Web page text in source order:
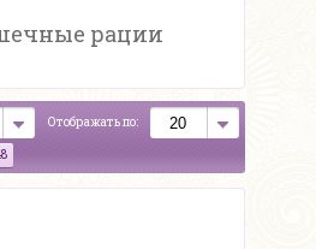
рации
Отображать по: